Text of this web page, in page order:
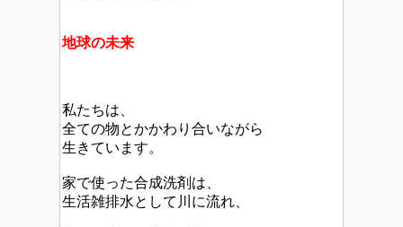
地球の未来
私たちは、
全ての物とかかわり合いながら
生きています。
家で使った合成洗剤は、
生活雑排水として川に流れ、